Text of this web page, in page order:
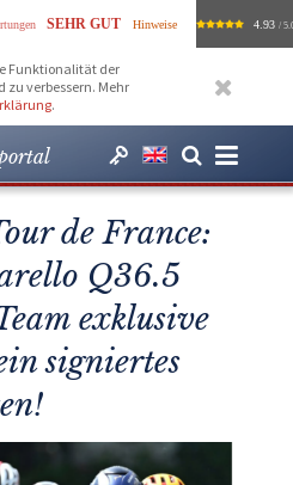
SEHR GUT Hinweise 4.93 /
Funktionalität der
zu verbessern. Mehr
.
de France:
Q36.5
exklusive
signiertes